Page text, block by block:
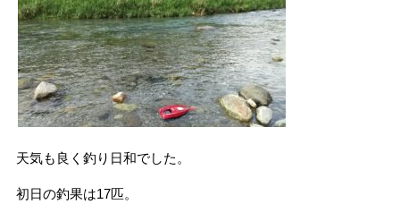
天気も良く釣り日和でした。
初日の釣果は17匹。